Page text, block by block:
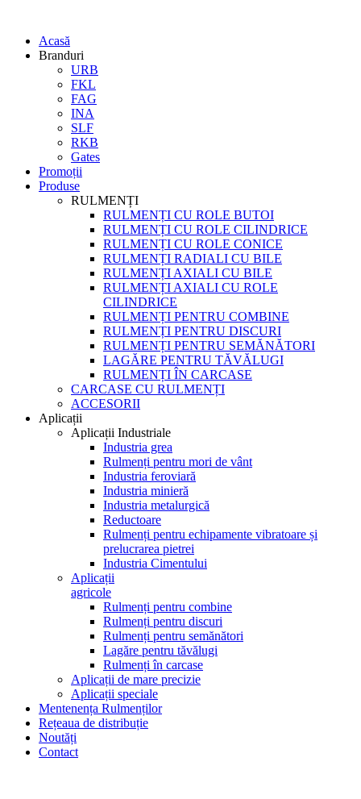
Acasă
Branduri
URB
FKL
FAG
INA
SLF
RKB
Gates
Promoții
Produse
RULMENȚI
RULMENȚI CU ROLE BUTOI
RULMENȚI CU ROLE CILINDRICE
RULMENȚI CU ROLE CONICE
RULMENȚI RADIALI CU BILE
RULMENȚI AXIALI CU BILE
RULMENȚI AXIALI CU ROLE
CILINDRICE
RULMENȚI PENTRU COMBINE
RULMENȚI PENTRU DISCURI
RULMENȚI PENTRU SEMĂNĂTORI
LAGĂRE PENTRU TĂVĂLUGI
RULMENȚI ÎN CARCASE
CARCASE CU RULMENȚI
ACCESORII
Aplicații
Aplicații Industriale
Industria grea
Rulmenți pentru mori de vânt
Industria feroviară
Industria minieră
Industria metalurgică
Reductoare
Rulmenți pentru echipamente vibratoare și
prelucrarea pietrei
Industria Cimentului
Aplicații
agricole
Rulmenți pentru combine
Rulmenți pentru discuri
Rulmenți pentru semănători
Lagăre pentru tăvălugi
Rulmenți în carcase
Aplicații de mare precizie
Aplicații speciale
Mentenența Rulmenților
Rețeaua de distribuție
Noutăți
Contact